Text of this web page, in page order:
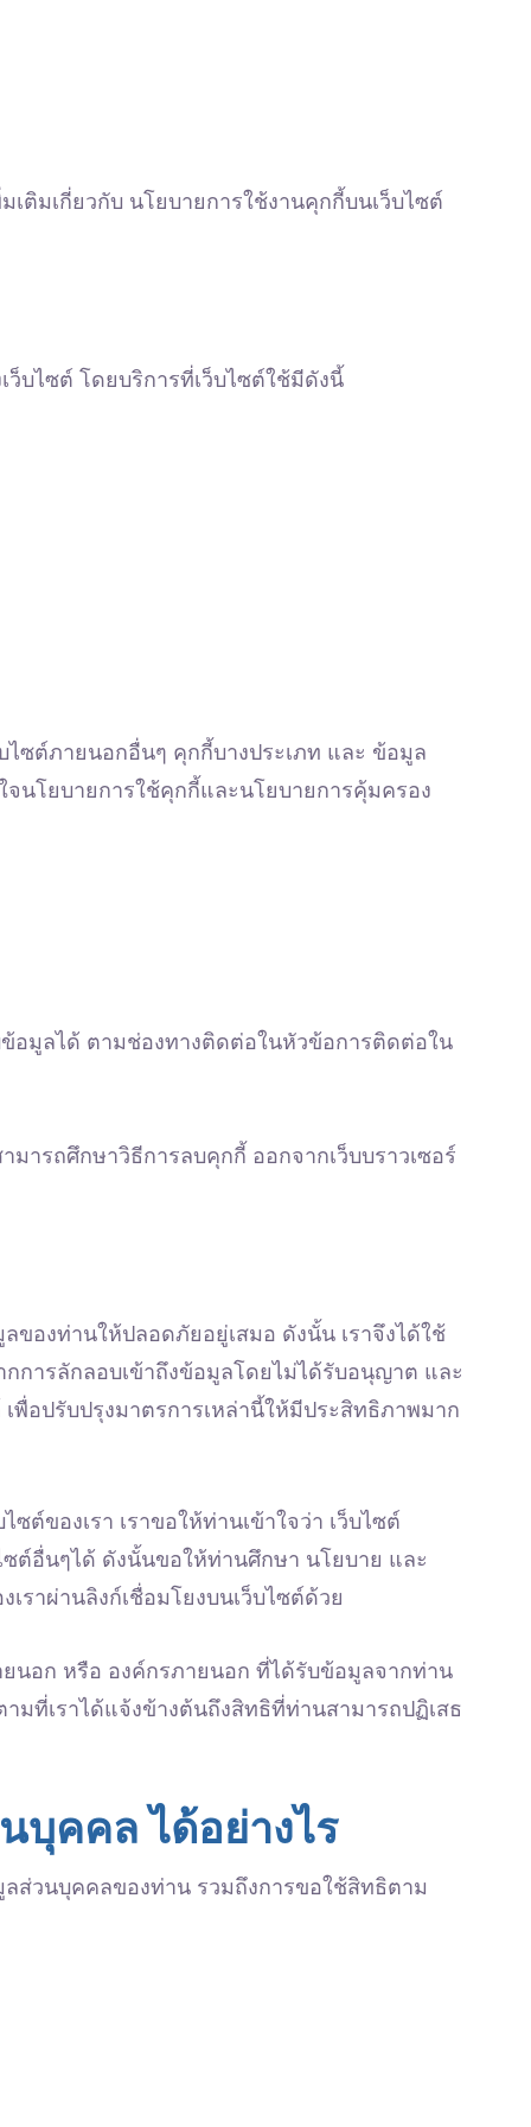
เติมเกี่ยวกับ นโยบายการใช้งานคุกกี้บนเว็บไซต์
ว็บไซต์ โดยบริการที่เว็บไซต์ใช้มีดังนี้
ซต์ภายนอกอื่นๆ คุกกี้บางประเภท และ ข้อมูล
นโยบายการใช้คุกกี้และนโยบายการคุ้มครอง
อมูลได้ ตามช่องทางติดต่อในหัวข้อการติดต่อใน
ารถศึกษาวิธีการลบคุกกี้ ออกจากเว็บบราวเซอร์
ของท่านให้ปลอดภัยอยู่เสมอ ดังนั้น เราจึงได้ใช้
การลักลอบเข้าถึงข้อมูลโดยไม่ได้รับอนุญาต และ
พื่อปรับปรุงมาตรการเหล่านี้ให้มีประสิทธิภาพมาก
ซต์ของเรา เราขอให้ท่านเข้าใจว่า เว็บไซต์
ซต์อื่นๆได้ ดังนั้นขอให้ท่านศึกษา นโยบาย และ
ราผ่านลิงก์เชื่อมโยงบนเว็บไซต์ด้วย
นอก หรือ องค์กรภายนอก ที่ได้รับข้อมูลจากท่าน
มที่เราได้แจ้งข้างต้นถึงสิทธิที่ท่านสามารถปฏิเสธ
บุคคล ได้อย่างไร
ลส่วนบุคคลของท่าน รวมถึงการขอใช้สิทธิตาม